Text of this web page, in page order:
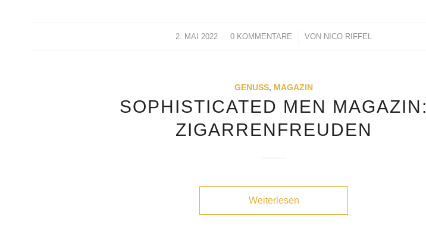
2. MAI 2022
/ 0 KOMMENTARE
/ VON NICO RIFFEL
GENUSS, MAGAZIN
SOPHISTICATED MEN MAGAZIN:
ZIGARRENFREUDEN
Weiterlesen